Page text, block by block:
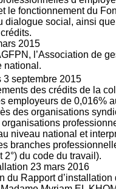
le fonctionnement du
dialogue social, ainsi
2015
l’Association de
national.
3 septembre 2015
des crédits de la
employeurs de 0,016%
des organisations
niveau national et
branches
2°) du code du travail).
23 mars 2016
du Rapport d’installation